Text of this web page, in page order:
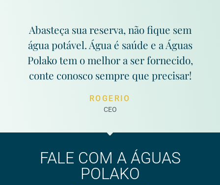
Abasteça sua reserva, não fique sem
água potável. Água é saúde e a Águas
Polako tem o melhor a ser fornecido,
conte conosco sempre que precisar!
ROGERIO
CEO
FALE COM A ÁGUAS
POLAKO